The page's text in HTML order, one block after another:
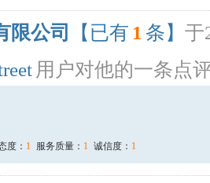
限公司 【已有 1 条】 于
用户对他的一条点
度： 1 服务质量： 1 诚信度： 1